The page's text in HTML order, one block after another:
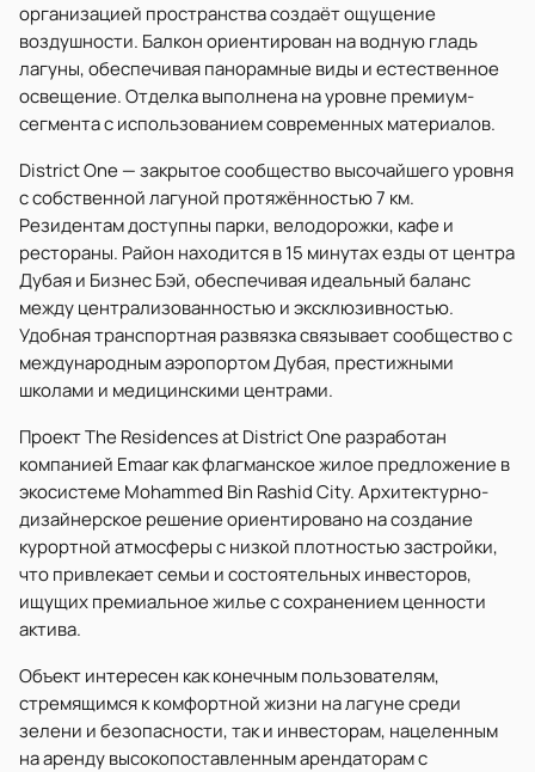
организацией пространства создаёт ощущение
воздушности. Балкон ориентирован на водную гладь
лагуны, обеспечивая панорамные виды и естественное
освещение. Отделка выполнена на уровне премиум-
сегмента с использованием современных материалов.
District One — закрытое сообщество высочайшего уровня
с собственной лагуной протяжённостью 7 км.
Резидентам доступны парки, велодорожки, кафе и
рестораны. Район находится в 15 минутах езды от центра
Дубая и Бизнес Бэй, обеспечивая идеальный баланс
между централизованностью и эксклюзивностью.
Удобная транспортная развязка связывает сообщество с
международным аэропортом Дубая, престижными
школами и медицинскими центрами.
Проект The Residences at District One разработан
компанией Emaar как флагманское жилое предложение в
экосистеме Mohammed Bin Rashid City. Архитектурно-
дизайнерское решение ориентировано на создание
курортной атмосферы с низкой плотностью застройки,
что привлекает семьи и состоятельных инвесторов,
ищущих премиальное жилье с сохранением ценности
актива.
Объект интересен как конечным пользователям,
стремящимся к комфортной жизни на лагуне среди
зелени и безопасности, так и инвесторам, нацеленным
на аренду высокопоставленным арендаторам с